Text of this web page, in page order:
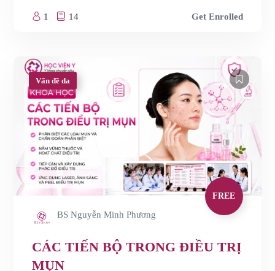
1 14 Get Enrolled
Vấn đề da
FREE
BS Nguyễn Minh Phương
CÁC TIẾN BỘ TRONG ĐIỀU TRỊ
MỤN